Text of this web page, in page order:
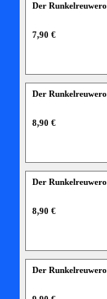
Der
7,90 €
Der
8,90 €
Der
8,90 €
Der